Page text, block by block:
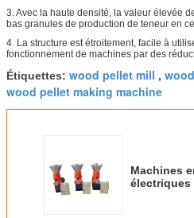
3. Avec la haute densité, la valeur élevée
bas granules de production de teneur en
4. La structure est étroitement, facile à
fonctionnement de machines par des
Étiquettes: wood pellet mill ,
wood pellet making machine
Machines
électriques